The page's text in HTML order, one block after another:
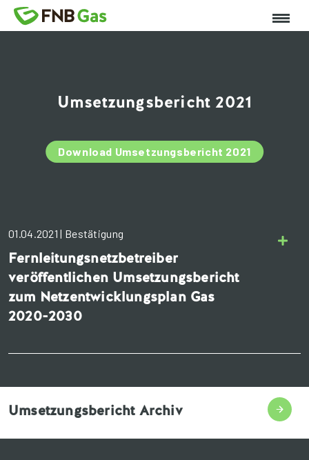
Umsetzungsbericht 2021
Download Umsetzungsbericht 2021
01.04.2021 | Bestätigung
Fernleitungsnetzbetreiber
veröffentlichen Umsetzungsbericht
zum Netzentwicklungsplan Gas
2020-2030
Umsetzungsbericht Archiv